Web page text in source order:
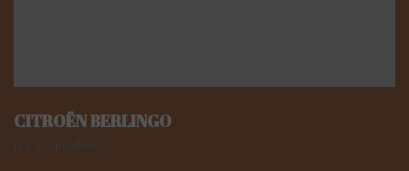
CITROËN BERLINGO